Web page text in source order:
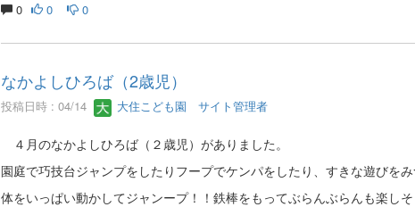
0 0 0
なかよしひろば（2歳児）
投稿日時 : 04/14 大住こども園 サイト管理者
４月のなかよしひろば（２歳児）がありました。
園庭で巧技台ジャンプをしたりフープでケンパをしたり、すきな遊びをみ
体をいっぱい動かしてジャンープ！！鉄棒をもってぶらんぶらんも楽しそ